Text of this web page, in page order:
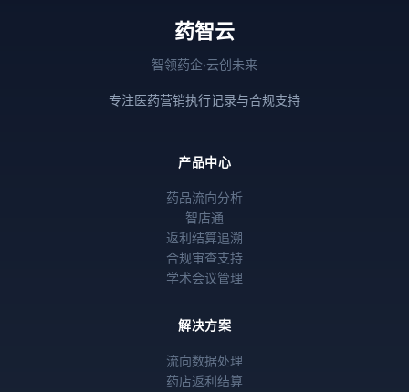
药智云
智领药企·云创未来
专注医药营销执行记录与合规支持
产品中心
药品流向分析
智店通
返利结算追溯
合规审查支持
学术会议管理
解决方案
流向数据处理
药店返利结算